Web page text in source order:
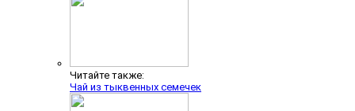
Читайте также:
Чай из тыквенных семечек